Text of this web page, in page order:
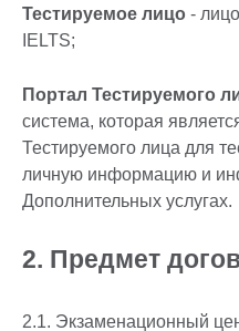
Тестируемое лицо -
IELTS;
Портал Тестируемого
система, которая
Тестируемого лица для
личную информацию и
Дополнительных услугах.
2. Предмет
2.1. Экзаменационный